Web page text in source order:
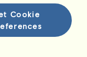
Cookie